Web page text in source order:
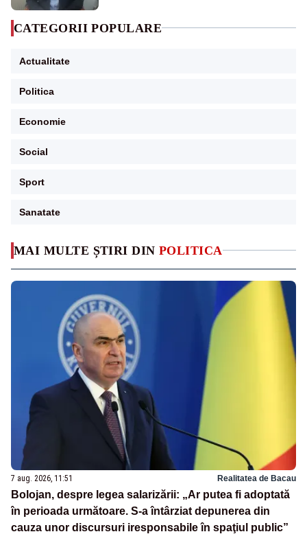
MAI MULTE ȘTIRI DIN POLITICA
7 aug. 2026, 11:51 Realitatea de Bacau
Bolojan, despre legea salarizării: „Ar putea fi adoptată
în perioada următoare. S-a întârziat depunerea din
cauza unor discursuri iresponsabile în spaţiul public”
CATEGORII POPULARE
Actualitate
Politica
Economie
Social
Sport
Sanatate